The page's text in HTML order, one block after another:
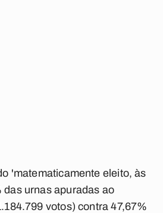
'matematicamente eleito, às
das urnas apuradas ao
votos) contra 47,67%